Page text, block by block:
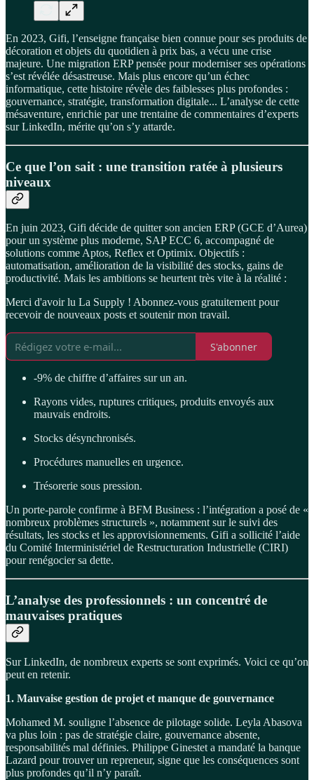
En 2023, Gifi, l’enseigne française bien connue pour ses produits de
décoration et objets du quotidien à prix bas, a vécu une crise
majeure. Une migration ERP pensée pour moderniser ses opérations
s’est révélée désastreuse. Mais plus encore qu’un échec
informatique, cette histoire révèle des faiblesses plus profondes :
gouvernance, stratégie, transformation digitale... L’analyse de cette
mésaventure, enrichie par une trentaine de commentaires d’experts
sur LinkedIn, mérite qu’on s’y attarde.
Ce que l’on sait : une transition ratée à plusieurs
niveaux
En juin 2023, Gifi décide de quitter son ancien ERP (GCE d’Aurea)
pour un système plus moderne, SAP ECC 6, accompagné de
solutions comme Aptos, Reflex et Optimix. Objectifs :
automatisation, amélioration de la visibilité des stocks, gains de
productivité. Mais les ambitions se heurtent très vite à la réalité :
Merci d'avoir lu La Supply ! Abonnez-vous gratuitement pour
recevoir de nouveaux posts et soutenir mon travail.
S'abonner
-9% de chiffre d’affaires sur un an.
Rayons vides, ruptures critiques, produits envoyés aux
mauvais endroits.
Stocks désynchronisés.
Procédures manuelles en urgence.
Trésorerie sous pression.
Un porte-parole confirme à BFM Business : l’intégration a posé de «
nombreux problèmes structurels », notamment sur le suivi des
résultats, les stocks et les approvisionnements. Gifi a sollicité l’aide
du Comité Interministériel de Restructuration Industrielle (CIRI)
pour renégocier sa dette.
L’analyse des professionnels : un concentré de
mauvaises pratiques
Sur LinkedIn, de nombreux experts se sont exprimés. Voici ce qu’on
peut en retenir.
1. Mauvaise gestion de projet et manque de gouvernance
Mohamed M. souligne l’absence de pilotage solide. Leyla Abasova
va plus loin : pas de stratégie claire, gouvernance absente,
responsabilités mal définies. Philippe Ginestet a mandaté la banque
Lazard pour trouver un repreneur, signe que les conséquences sont
plus profondes qu’il n’y paraît.